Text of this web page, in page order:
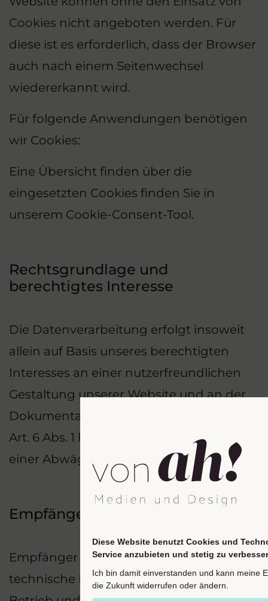
Cookies nicht angeboten werden. Für
diese ist es erforderlich, dass der Browser
auch nach einem Seitenwechsel
wiedererkannt wird.
Für folgende Anwendungen benötigen
wir Cookies:
Eine Übersicht finden über die
eingesetzten Cookies finden Sie in
unserem Cookie-Consent-Tool.
Rechtsgrundlage und
berechtigtes Interesse
Die Datenverarbeitung erfolgt insoweit
allein auf Basis unseres berechtigten
Interesses an einer nutzerfreundlichen
Gestaltung unserer Website und an der
Dokumentation der Einwilligung gem.
Art. 6 Abs. 1 lit. f DSGVO in Verbindung mit
einer Abwägung nach §25 Abs. 2 TDDDG.
Empfänger
Empfänger der Daten sind ggf.
technische Dienstleister, die für den
Diese Website benutzt Cookies und
Service anzubieten und stetig zu
Ich bin damit einverstanden und kann meine
die Zukunft widerrufen oder ändern.